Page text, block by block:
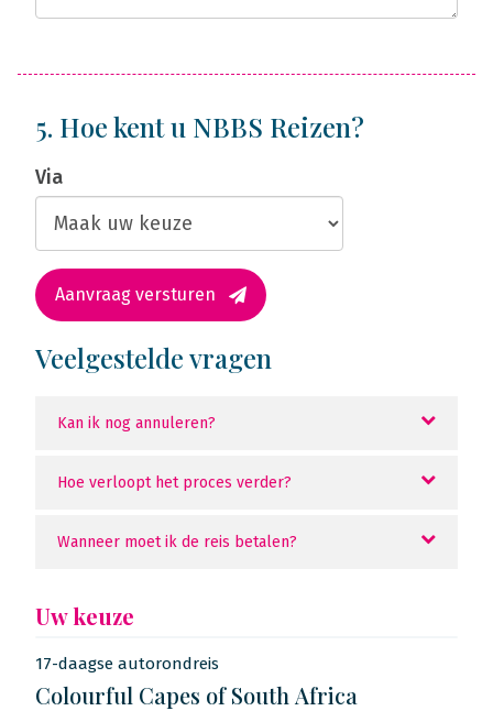
5. Hoe kent u NBBS Reizen?
Via
Aanvraag versturen
Veelgestelde vragen
Kan ik nog annuleren?
Hoe verloopt het proces verder?
Wanneer moet ik de reis betalen?
Uw keuze
17-daagse autorondreis
Colourful Capes of South Africa